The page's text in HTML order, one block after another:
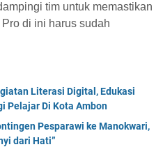
tim untuk memastikan
di ini harus sudah
Literasi Digital, Edukasi
Pelajar Di Kota Ambon
Pesparawi ke Manokwari,
dari Hati”